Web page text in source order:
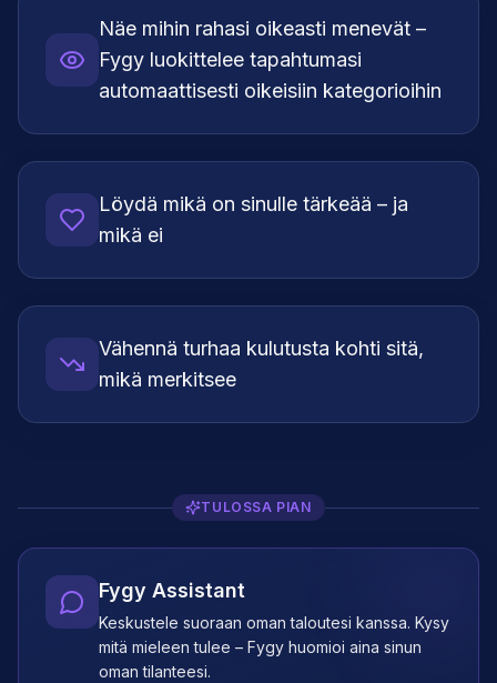
Näe mihin rahasi oikeasti menevät –
Fygy luokittelee tapahtumasi
automaattisesti oikeisiin kategorioihin
Löydä mikä on sinulle tärkeää – ja
mikä ei
Vähennä turhaa kulutusta kohti sitä,
mikä merkitsee
TULOSSA PIAN
Fygy Assistant
Keskustele suoraan oman taloutesi kanssa. Kysy
mitä mieleen tulee – Fygy huomioi aina sinun
oman tilanteesi.